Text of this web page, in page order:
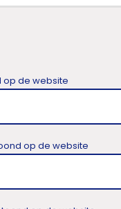
op de website
op de website